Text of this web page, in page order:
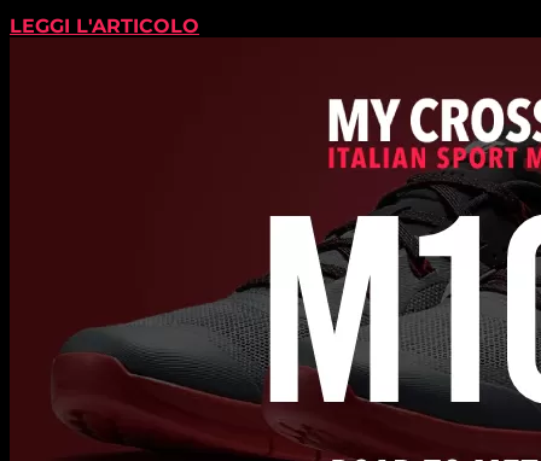
LEGGI L'ARTICOLO